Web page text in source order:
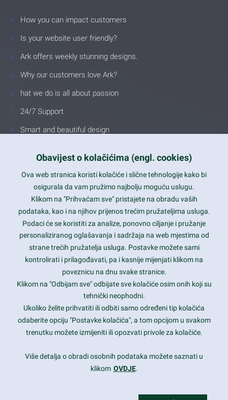
How you can impact customers
Is your website user friendly?
Ark offers weekly stunning designs.
Why our customers love Ark?
hat we do is all about passion
24/7 Support
Smart and beautiful design
Latest trends and much more...
Contact Info
1600 Amphitheatre Parkway, Mountain View, CA 94043
prothemes.net@gmail.com
Daily: 9:00 am - 6:00 pm
Sunday: Closed
Copyright 2017FRESHFACE© All Rights Reserved
Obavijest o kolačićima (engl. cookies)
Ova web stranica koristi kolačiće i slične tehnologije kako bi
osigurala da vam pružimo najbolju moguću uslugu.
Klikom na "Prihvaćam sve" pristajete na obradu vaših
podataka, kao i na njihov prijenos trećim pružateljima usluga.
Podaci će se koristiti za analize, ponovno ciljanje i pružanje
personaliziranog oglašavanja i sadržaja na web mjestima od
strane trećih pružatelja usluga. Postavke možete sami
kontrolirati i prilagođavati, pa i kasnije mijenjati klikom na
poveznicu na dnu svake stranice.
Klikom na "Odbijam sve" odbijate sve kolačiće osim onih koji su
tehnički neophodni.
Ukoliko želite prihvatiti ili odbiti samo određeni tip kolačića
odaberite opciju "Postavke kolačića", a tom opcijom u svakom
trenutku možete izmijeniti ili opozvati privole za kolačiće.
Više detalja o obradi osobnih podataka možete saznati u
klikom OVDJE.